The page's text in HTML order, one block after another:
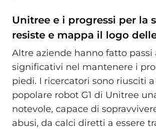
Unitree e i progressi per la
resiste e mappa il logo
Altre aziende hanno fatto passi
significativi nel mantenere i
piedi. I ricercatori sono riusciti
popolare robot G1 di Unitree
notevole, capace di
abusi, da calci diretti a essere